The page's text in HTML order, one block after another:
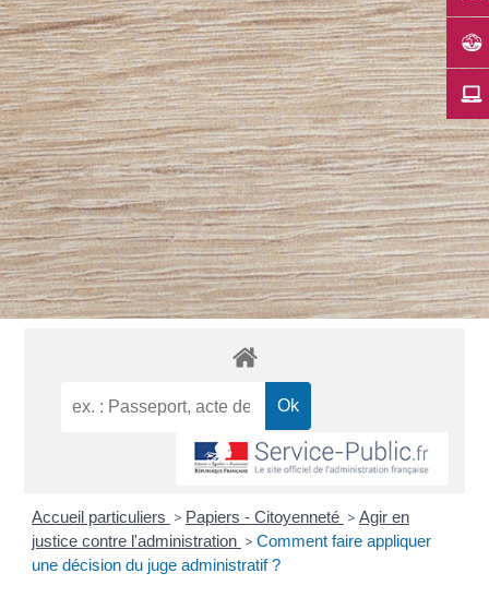
Accueil particuliers > Papiers - Citoyenneté > Agir en
justice contre l'administration > Comment faire appliquer
une décision du juge administratif ?